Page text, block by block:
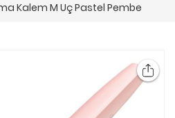
Kalem M Uç Pastel Pembe